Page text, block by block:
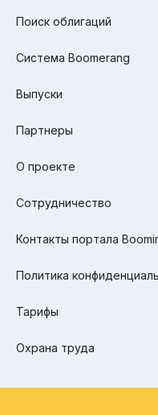
Поиск облигаций
Система Boomerang
Выпуски
Партнеры
О проекте
Сотрудничество
Контакты портала
Политика
Тарифы
Охрана труда